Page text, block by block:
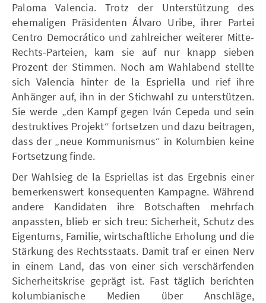
Paloma Valencia. Trotz der Unterstützung des
ehemaligen Präsidenten Álvaro Uribe, ihrer Partei
Centro Democrático und zahlreicher weiterer Mitte-
Rechts-Parteien, kam sie auf nur knapp sieben
Prozent der Stimmen. Noch am Wahlabend stellte
sich Valencia hinter de la Espriella und rief ihre
Anhänger auf, ihn in der Stichwahl zu unterstützen.
Sie werde „den Kampf gegen Iván Cepeda und sein
destruktives Projekt“ fortsetzen und dazu beitragen,
dass der „neue Kommunismus“ in Kolumbien keine
Fortsetzung finde.
Der Wahlsieg de la Espriellas ist das Ergebnis einer
bemerkenswert konsequenten Kampagne. Während
andere Kandidaten ihre Botschaften mehrfach
anpassten, blieb er sich treu: Sicherheit, Schutz des
Eigentums, Familie, wirtschaftliche Erholung und die
Stärkung des Rechtsstaats. Damit traf er einen Nerv
in einem Land, das von einer sich verschärfenden
Sicherheitskrise geprägt ist. Fast täglich berichten
kolumbianische Medien über Anschläge,